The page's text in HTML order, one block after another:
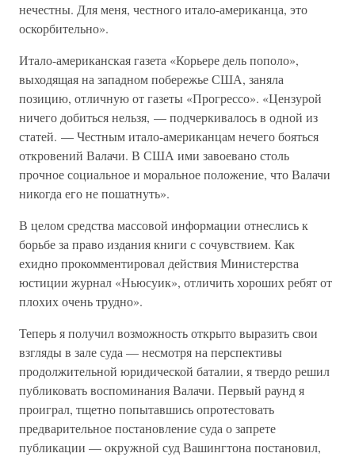
нечестны. Для меня, честного итало-американца, это
оскорбительно».
Итало-американская газета «Корьере дель пополо»,
выходящая на западном побережье США, заняла
позицию, отличную от газеты «Прогрессо». «Цензурой
ничего добиться нельзя, — подчеркивалось в одной из
статей. — Честным итало-американцам нечего бояться
откровений Валачи. В США ими завоевано столь
прочное социальное и моральное положение, что Валачи
никогда его не пошатнуть».
В целом средства массовой информации отнеслись к
борьбе за право издания книги с сочувствием. Как
ехидно прокомментировал действия Министерства
юстиции журнал «Ньюсуик», отличить хороших ребят от
плохих очень трудно».
Теперь я получил возможность открыто выразить свои
взгляды в зале суда — несмотря на перспективы
продолжительной юридической баталии, я твердо решил
публиковать воспоминания Валачи. Первый раунд я
проиграл, тщетно попытавшись опротестовать
предварительное постановление суда о запрете
публикации — окружной суд Вашингтона постановил,